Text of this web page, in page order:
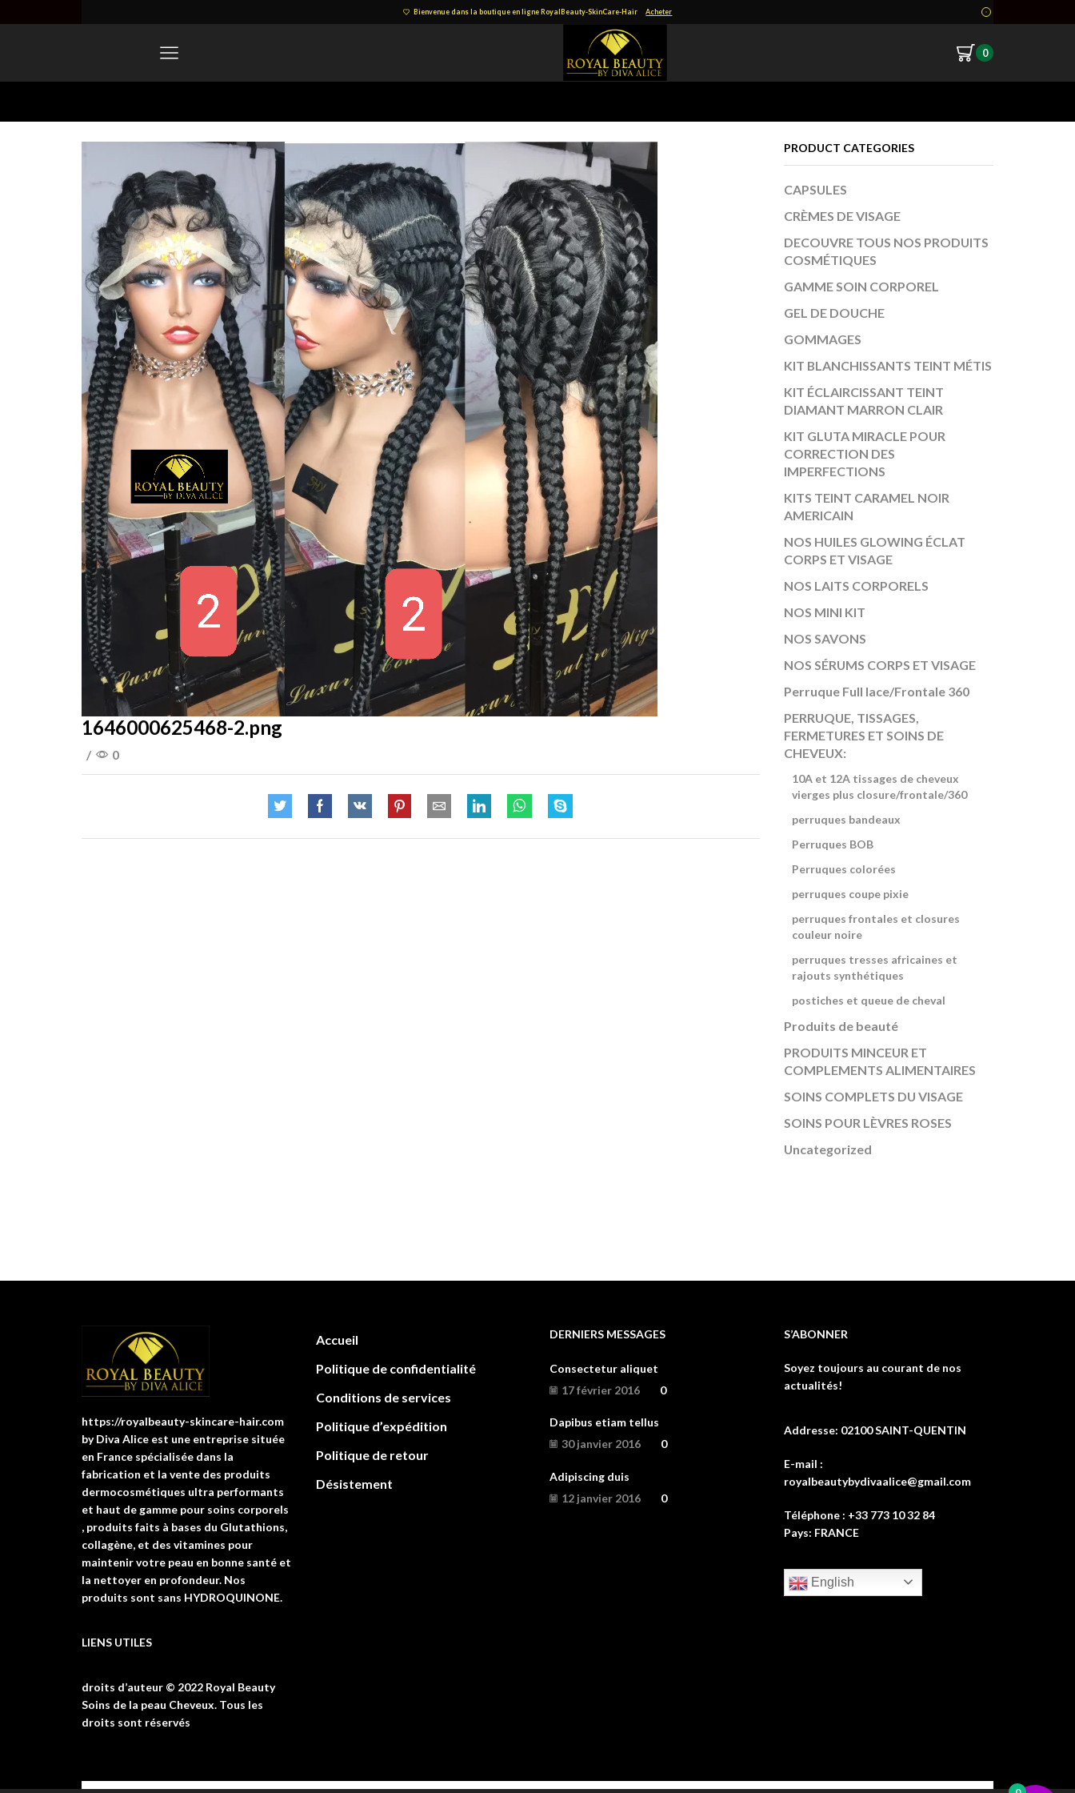
Bienvenue dans la boutique en ligne RoyalBeauty-SkinCare-Hair Acheter
0
1646000625468-2.png
/ 0
PRODUCT CATEGORIES
CAPSULES
CRÈMES DE VISAGE
DECOUVRE TOUS NOS PRODUITS
COSMÉTIQUES
GAMME SOIN CORPOREL
GEL DE DOUCHE
GOMMAGES
KIT BLANCHISSANTS TEINT MÉTIS
KIT ÉCLAIRCISSANT TEINT
DIAMANT MARRON CLAIR
KIT GLUTA MIRACLE POUR
CORRECTION DES
IMPERFECTIONS
KITS TEINT CARAMEL NOIR
AMERICAIN
NOS HUILES GLOWING ÉCLAT
CORPS ET VISAGE
NOS LAITS CORPORELS
NOS MINI KIT
NOS SAVONS
NOS SÉRUMS CORPS ET VISAGE
Perruque Full lace/Frontale 360
PERRUQUE, TISSAGES,
FERMETURES ET SOINS DE
CHEVEUX:
10A et 12A tissages de cheveux
vierges plus closure/frontale/360
perruques bandeaux
Perruques BOB
Perruques colorées
perruques coupe pixie
perruques frontales et closures
couleur noire
perruques tresses africaines et
rajouts synthétiques
postiches et queue de cheval
Produits de beauté
PRODUITS MINCEUR ET
COMPLEMENTS ALIMENTAIRES
SOINS COMPLETS DU VISAGE
SOINS POUR LÈVRES ROSES
Uncategorized
https://royalbeauty-skincare-hair.com
by Diva Alice est une entreprise située
en France spécialisée dans la
fabrication et la vente des produits
dermocosmétiques ultra performants
et haut de gamme pour soins corporels
, produits faits à bases du Glutathions,
collagène, et des vitamines pour
maintenir votre peau en bonne santé et
la nettoyer en profondeur. Nos
produits sont sans HYDROQUINONE.
LIENS UTILES
droits d’auteur © 2022 Royal Beauty
Soins de la peau Cheveux. Tous les
droits sont réservés
Accueil
Politique de confidentialité
Conditions de services
Politique d’expédition
Politique de retour
Désistement
DERNIERS MESSAGES
Consectetur aliquet
17 février 2016
0
Dapibus etiam tellus
30 janvier 2016
0
Adipiscing duis
12 janvier 2016
0
S’ABONNER
Soyez toujours au courant de nos
actualités!
Addresse: 02100 SAINT-QUENTIN
E-mail :
royalbeautybydivaalice@gmail.com
Téléphone : +33 773 10 32 84
Pays: FRANCE
English